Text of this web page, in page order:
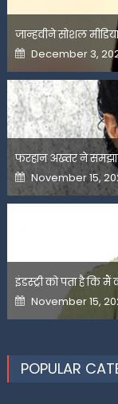
जान्हवीने सोशल
Posted
on
December 3,
फरहान अख्तर ने
Posted
on
November 15,
इंडस्ट्री को पता है कि
Posted
on
November 15,
POPULAR